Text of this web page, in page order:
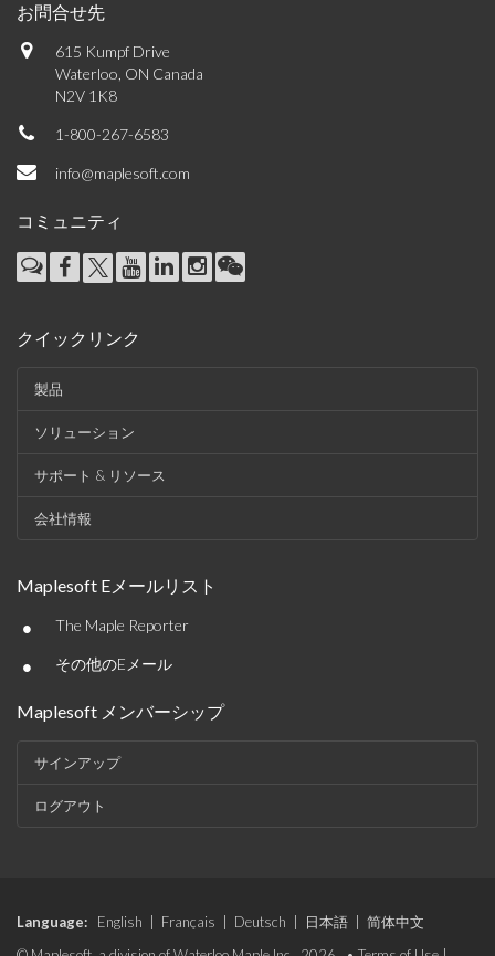
お問合せ先
615 Kumpf Drive
Waterloo, ON Canada
N2V 1K8
1-800-267-6583
info@maplesoft.com
コミュニティ
クイックリンク
製品
ソリューション
サポート & リソース
会社情報
Maplesoft Eメールリスト
• The Maple Reporter
• その他のEメール
Maplesoft メンバーシップ
サインアップ
ログアウト
Language: English Français Deutsch 日本語
简体中文